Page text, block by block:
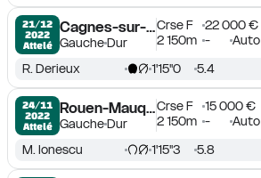
21/12
2022
Attelé
Cagnes-sur-Mer
GaucheDur
Crse F
22 000 €
2 150m - Auto
R. Derieux 1'15''0 5.4
24/11
2022
Attelé
Rouen-Mauquenchy
GaucheDur
Crse F
15 000 €
2 150m - Auto
M. Ionescu 1'15''3 5.8